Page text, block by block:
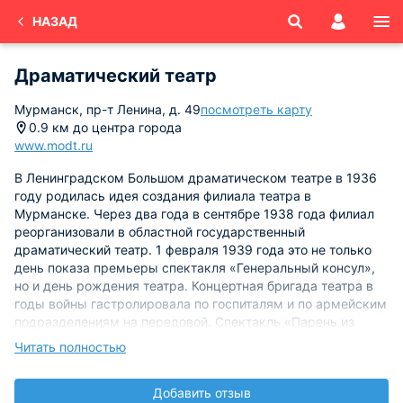
НАЗАД
Драматический театр
Мурманск, пр-т Ленина, д. 49посмотреть карту
0.9 км до центра города
www.modt.ru
В Ленинградском Большом драматическом театре в 1936
году родилась идея создания филиала театра в
Мурманске. Через два года в сентябре 1938 года филиал
реорганизовали в областной государственный
драматический театр. 1 февраля 1939 года это не только
день показа премьеры спектакля «Генеральный консул»,
но и день рождения театра. Концертная бригада театра в
годы войны гастролировала по госпиталям и по армейским
подразделениям на передовой. Спектакль «Парень из
нашего города» был одним из семнадцати премьер того
времени, именно на нем и присутствовал автор Константин
Симонов.
Читать полностью
Добавить отзыв